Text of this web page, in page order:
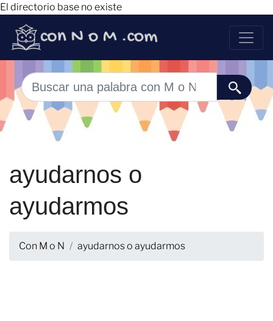
El directorio base no existe
ayudarnos o
ayudarmos
Con M o N ayudarnos o ayudarmos